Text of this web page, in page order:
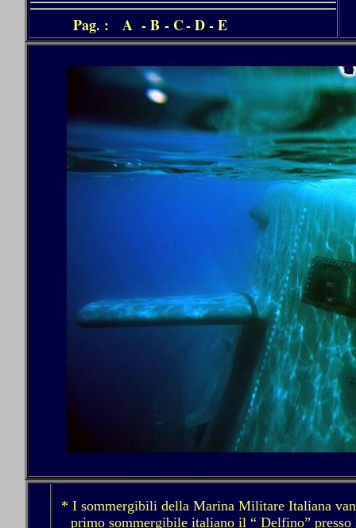
Pag. : A -B- C-D - E
* I sommergibili della Marina Militare Italiana
primo sommergibile italiano il “ Delfino”